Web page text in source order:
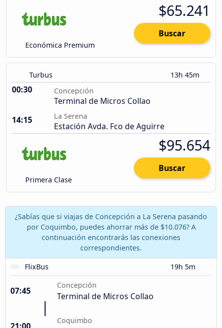
Económica Premium
$65.241
Buscar
Turbus 13h 45m
00:30 Concepción
Terminal de Micros Collao
14:15
La Serena
Estación Avda. Fco de Aguirre
Primera Clase
$95.654
Buscar
¿Sabías que si viajas de Concepción a La Serena pasando
por Coquimbo, puedes ahorrar más de $10.076? A
continuación encontrarás las conexiones
correspondientes.
FlixBus
19h 5m
07:45
Concepción
Terminal de Micros Collao
21:00
Coquimbo